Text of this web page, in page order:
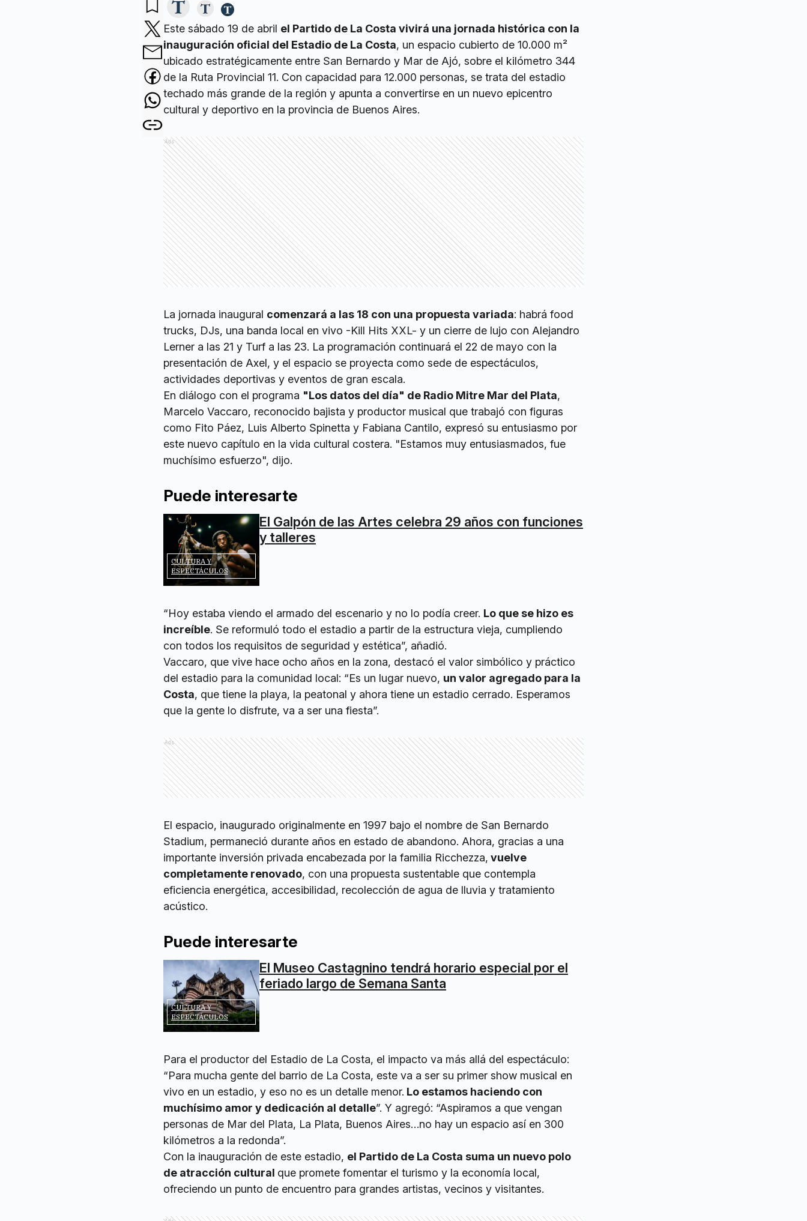
Este sábado 19 de abril el Partido de La Costa vivirá una jornada histórica con la
inauguración oficial del Estadio de La Costa, un espacio cubierto de 10.000 m²
ubicado estratégicamente entre San Bernardo y Mar de Ajó, sobre el kilómetro 344
de la Ruta Provincial 11. Con capacidad para 12.000 personas, se trata del estadio
techado más grande de la región y apunta a convertirse en un nuevo epicentro
cultural y deportivo en la provincia de Buenos Aires.
Ads
La jornada inaugural comenzará a las 18 con una propuesta variada: habrá food
trucks, DJs, una banda local en vivo -Kill Hits XXL- y un cierre de lujo con Alejandro
Lerner a las 21 y Turf a las 23. La programación continuará el 22 de mayo con la
presentación de Axel, y el espacio se proyecta como sede de espectáculos,
actividades deportivas y eventos de gran escala.
En diálogo con el programa "Los datos del día" de Radio Mitre Mar del Plata,
Marcelo Vaccaro, reconocido bajista y productor musical que trabajó con figuras
como Fito Páez, Luis Alberto Spinetta y Fabiana Cantilo, expresó su entusiasmo por
este nuevo capítulo en la vida cultural costera. "Estamos muy entusiasmados, fue
muchísimo esfuerzo", dijo.
Puede interesarte
CULTURA Y
ESPECTÁCULOS
El Galpón de las Artes celebra 29 años con funciones
y talleres
“Hoy estaba viendo el armado del escenario y no lo podía creer. Lo que se hizo es
increíble. Se reformuló todo el estadio a partir de la estructura vieja, cumpliendo
con todos los requisitos de seguridad y estética”, añadió.
Vaccaro, que vive hace ocho años en la zona, destacó el valor simbólico y práctico
del estadio para la comunidad local: “Es un lugar nuevo, un valor agregado para la
Costa, que tiene la playa, la peatonal y ahora tiene un estadio cerrado. Esperamos
que la gente lo disfrute, va a ser una fiesta”.
Ads
El espacio, inaugurado originalmente en 1997 bajo el nombre de San Bernardo
Stadium, permaneció durante años en estado de abandono. Ahora, gracias a una
importante inversión privada encabezada por la familia Ricchezza, vuelve
completamente renovado, con una propuesta sustentable que contempla
eficiencia energética, accesibilidad, recolección de agua de lluvia y tratamiento
acústico.
Puede interesarte
CULTURA Y
ESPECTÁCULOS
El Museo Castagnino tendrá horario especial por el
feriado largo de Semana Santa
Para el productor del Estadio de La Costa, el impacto va más allá del espectáculo:
“Para mucha gente del barrio de La Costa, este va a ser su primer show musical en
vivo en un estadio, y eso no es un detalle menor. Lo estamos haciendo con
muchísimo amor y dedicación al detalle”. Y agregó: “Aspiramos a que vengan
personas de Mar del Plata, La Plata, Buenos Aires…no hay un espacio así en 300
kilómetros a la redonda”.
Con la inauguración de este estadio, el Partido de La Costa suma un nuevo polo
de atracción cultural que promete fomentar el turismo y la economía local,
ofreciendo un punto de encuentro para grandes artistas, vecinos y visitantes.